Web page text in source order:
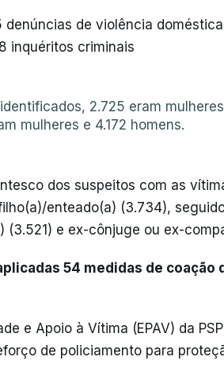
denúncias de violência
inquéritos criminais
2.725 eram
mulheres e 4.172 homens.
dos suspeitos com as
enteado(a) (3.734),
(3.521) e ex-cônjuge ou ex-
54 medidas de coação
e Apoio à Vítima (EPAV) da
de policiamento para